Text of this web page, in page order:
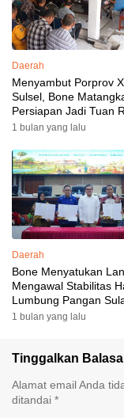
Daerah
Menyambut Porprov
Sulsel, Bone
Persiapan Jadi Tuan
yang Berkesan: Wakil
Targetkan Venue dan
Akomodasi Rampung
1 bulan yang lalu
Daerah
Bone Menyatukan
Mengawal Stabilitas
Lumbung Pangan
Selatan
1 bulan yang lalu
Tinggalkan
Alamat email Anda
ditandai *